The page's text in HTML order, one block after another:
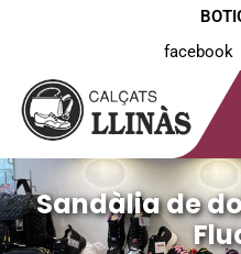
facebook
Sandàlia de